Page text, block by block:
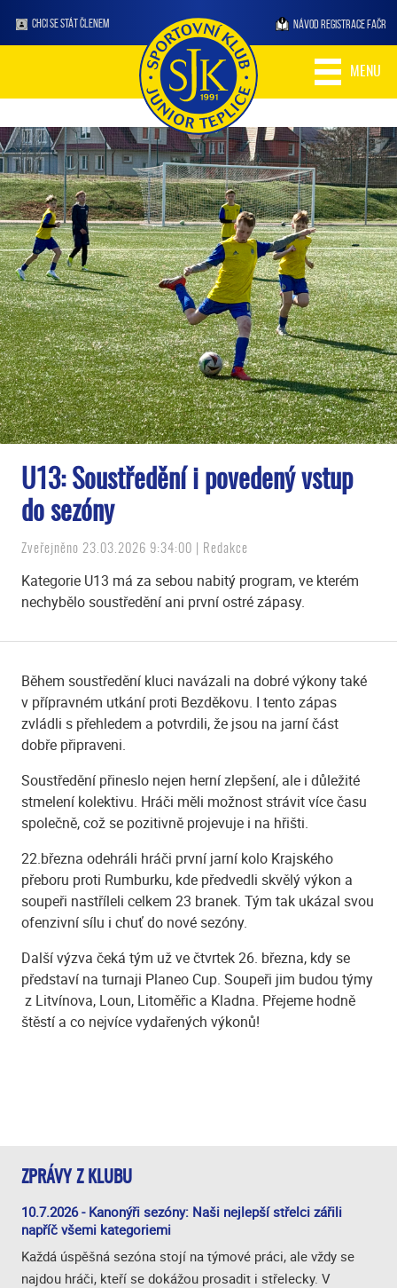
CHCI SE STÁT ČLENEM NÁVOD REGISTRACE FAČR
MENU
U13: Soustředění i povedený vstup
do sezóny
Zveřejněno 23.03.2026 9:34:00 | Redakce
Kategorie U13 má za sebou nabitý program, ve kterém
nechybělo soustředění ani první ostré zápasy.
Během soustředění kluci navázali na dobré výkony také
v přípravném utkání proti Bezděkovu. I tento zápas
zvládli s přehledem a potvrdili, že jsou na jarní část
dobře připraveni.
Soustředění přineslo nejen herní zlepšení, ale i důležité
stmelení kolektivu. Hráči měli možnost strávit více času
společně, což se pozitivně projevuje i na hřišti.
22.března odehráli hráči první jarní kolo Krajského
přeboru proti Rumburku, kde předvedli skvělý výkon a
soupeři nastříleli celkem 23 branek. Tým tak ukázal svou
ofenzivní sílu i chuť do nové sezóny.
Další výzva čeká tým už ve čtvrtek 26. března, kdy se
představí na turnaji Planeo Cup. Soupeři jim budou týmy
z Litvínova, Loun, Litoměřic a Kladna. Přejeme hodně
štěstí a co nejvíce vydařených výkonů!
ZPRÁVY Z KLUBU
10.7.2026 - Kanonýři sezóny: Naši nejlepší střelci zářili
napříč všemi kategoriemi
Každá úspěšná sezóna stojí na týmové práci, ale vždy se
najdou hráči, kteří se dokážou prosadit i střelecky. V